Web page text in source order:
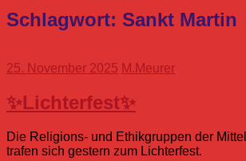
Schlagwort: Sankt Martin
25. November 2025 M.Meurer
✨️Lichterfest✨️
Die Religions- und Ethikgruppen der
trafen sich gestern zum Lichterfest.